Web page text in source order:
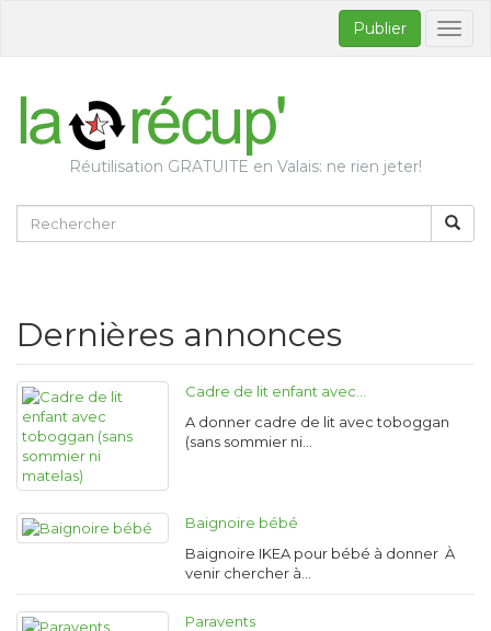
Publier
Réutilisation GRATUITE en Valais: ne rien jeter!
Dernières annonces
Cadre de lit enfant avec…
A donner cadre de lit avec toboggan
(sans sommier ni…
Baignoire bébé
Baignoire IKEA pour bébé à donner À
venir chercher à…
Paravents